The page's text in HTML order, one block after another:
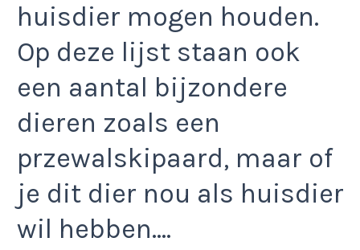
huisdier mogen houden.
Op deze lijst staan ook
een aantal bijzondere
dieren zoals een
przewalskipaard, maar of
je dit dier nou als huisdier
wil hebben….